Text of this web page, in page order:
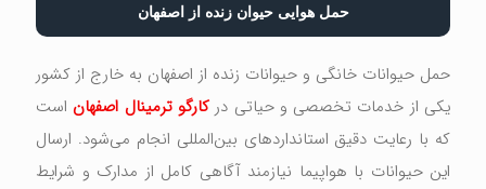
حمل هوایی حیوان زنده از اصفهان
حمل حیوانات خانگی و حیوانات زنده از اصفهان به خارج از کشور
یکی از خدمات تخصصی و حیاتی درکارگو ترمینال اصفهان است
که با رعایت دقیق استانداردهای بین‌المللی انجام می‌شود. ارسال
این حیوانات با هواپیما نیازمند آگاهی کامل از مدارک و شرایط